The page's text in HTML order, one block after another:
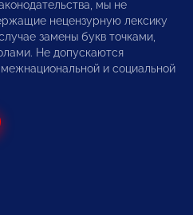
мы не
нецензурную лексику
замены букв точками,
Не допускаются
и социальной